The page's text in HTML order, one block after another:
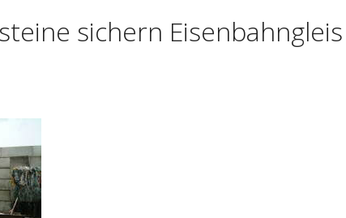
sichern Eisenbahngleis